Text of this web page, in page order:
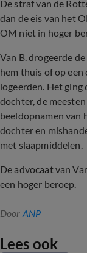
De straf van de
dan de eis van het
OM niet in hoger
Van B. drogeerde
hem thuis of op
logeerden. Het
dochter, de
beeldopnamen van
dochter en
met slaapmiddelen.
De advocaat van
een hoger beroep.
Door ANP
Lees ook